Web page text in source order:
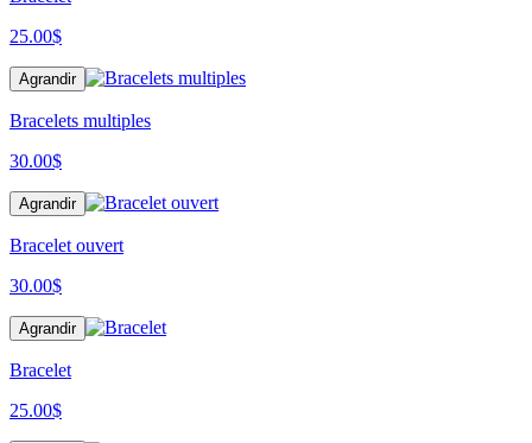
25.00$
Agrandir
Bracelets multiples
30.00$
Agrandir
Bracelet ouvert
30.00$
Agrandir
Bracelet
25.00$